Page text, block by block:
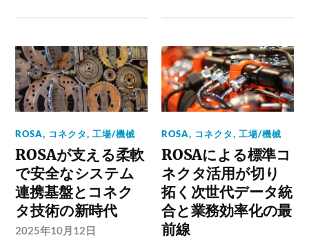
ROSA, コネクタ,工場/機械
ROSAが支える柔軟
で安全なシステム
連携基盤とコネク
タ技術の新時代
2025年10月12日
ROSA, コネクタ,工場/機械
ROSAによる標準コ
ネクタ活用が切り
拓く次世代データ統
合と業務効率化の最
前線